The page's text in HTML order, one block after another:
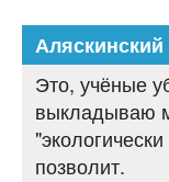
Аляскинский
Это, учёные
выкладываю
позволит.